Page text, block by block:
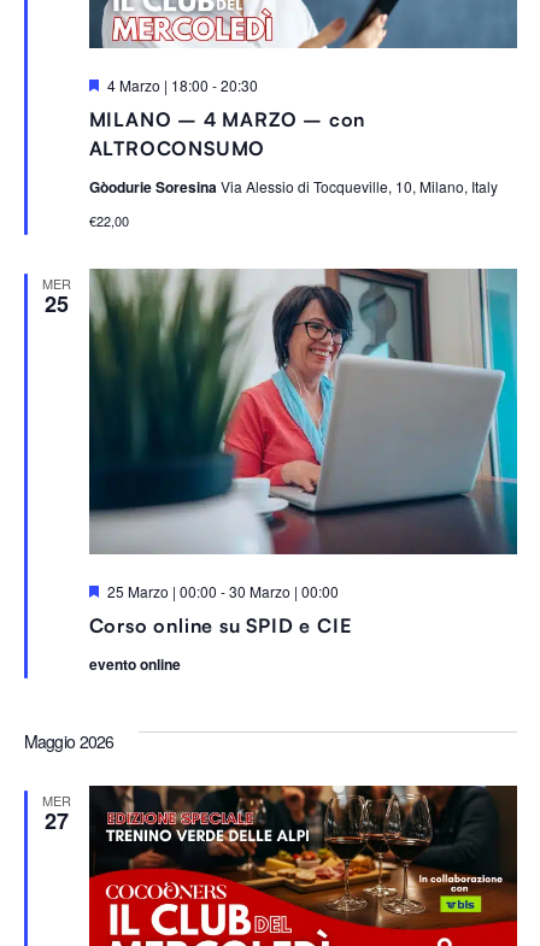
MILANO – 4 MARZO – con
ALTROCONSUMO
S
g
n
a
l
a
t
4 Marzo | 18:00 -20:30
Gòodurie SoresinaVia Alessio di Tocqueville, 10, Milano, Italy
€22,00
MER
25
Corso online su SPID e CIE
S
g
a
i
25 Marzo | 00:00 -30 Marzo | 00:00
evento online
Maggio 2026
MER
27